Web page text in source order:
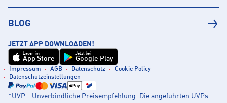
BLOG
JETZT APP DOWNLOADEN!
Laden im
App Store
Jetzt bei
Google Play
Impressum AGB Datenschutz
Cookie Policy
Datenschutzeinstellungen
*UVP = Unverbindliche Preisempfehlung. Die angeführten UVPs